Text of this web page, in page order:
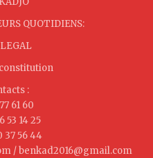
QUOTIDIENS:
:
61 60
53 14 25
37 56 44
/ benkad2016@gmail.com